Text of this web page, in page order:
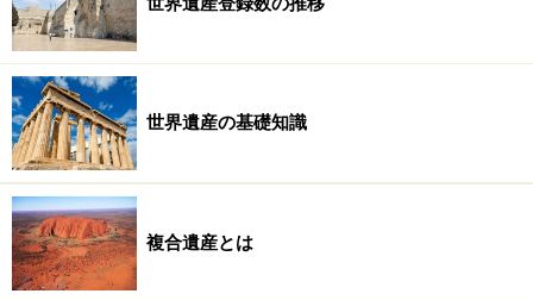
世界遺産の基礎知識
複合遺産とは